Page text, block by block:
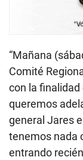
“Mañana
Comité
con la
queremos
general Jares
tenemos nada
entrando